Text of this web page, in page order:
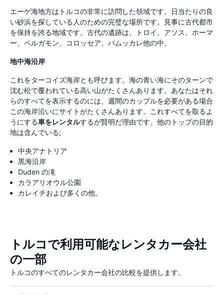
エーゲ海地方はトルコの非常に訪問した領域です。日当たりの良
い砂浜を探している人のための完璧な場所です。見事に古代都市
を保持を誇る地域です。古代の遺跡は、トロイ、アソス、ホーマ
ー、ペルガモン、コロッセア、パムッカレ他の中。
地中海沿岸
これをターコイズ海岸とも呼びます。海の青い海にそのターンで
沈む松で覆われている高い山がたくさんあります。あなたはそれ
らのすべてを表示するのには、週間のカップルを必要がある場合
この海岸沿いにサイトがたくさんあります。これすべてを取るよ
うにする車をレンタルするが賢明だ理由です。他のトップの目的
地は含んでいる;
中央アナトリア
黒海沿岸
Duden の滝
カラアリオウル公園
カレイチおよび多くの他。
トルコで利用可能なレンタカー会社
の一部
トルコのすべてのレンタカー会社の比較を提供します。